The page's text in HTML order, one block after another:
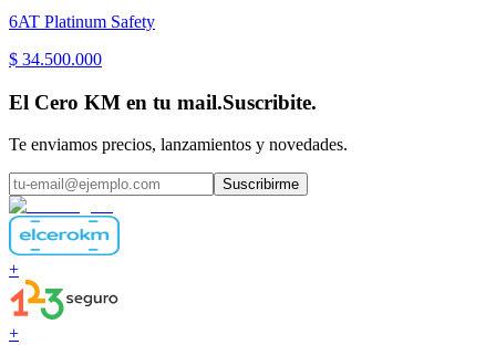
6AT Platinum Safety
$ 34.500.000
El Cero KM en tu mail.Suscribite.
Te enviamos precios, lanzamientos y novedades.
Suscribirme
+
+